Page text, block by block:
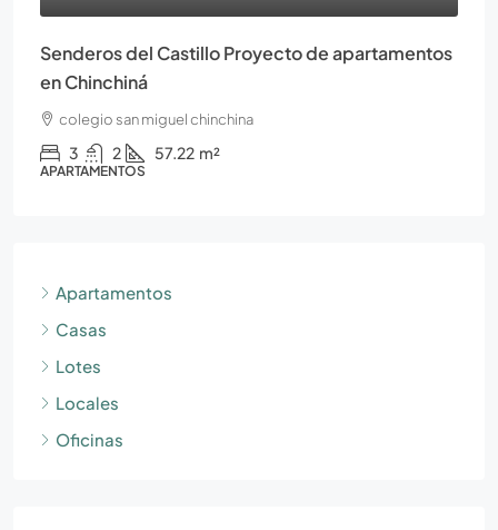
Senderos del Castillo Proyecto de apartamentos
en Chinchiná
colegio san miguel chinchina
3 2 57.22 m²
APARTAMENTOS
Apartamentos
Casas
Lotes
Locales
Oficinas